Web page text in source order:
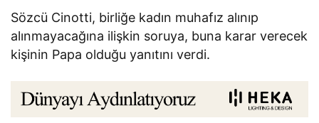
Sözcü Cinotti, birliğe kadın muhafız alınıp
alınmayacağına ilişkin soruya, buna karar verecek
kişinin Papa olduğu yanıtını verdi.